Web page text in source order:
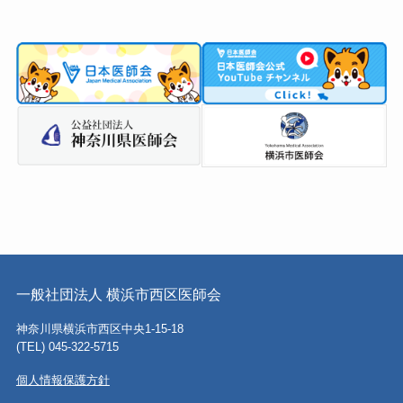
一般社団法人 横浜市西区医師会
神奈川県横浜市西区中央1-15-18
(TEL) 045-322-5715
個人情報保護方針